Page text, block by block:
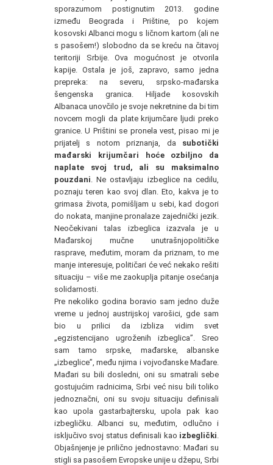
sporazumom postignutim 2013. godine
između Beograda i Prištine, po kojem
kosovski Albanci mogu s ličnom kartom (ali ne
s pasošem!) slobodno da se kreću na čitavoj
teritoriji Srbije. Ova mogućnost je otvorila
kapije. Ostala je još, zapravo, samo jedna
prepreka: na severu, srpsko-mađarska
šengenska granica. Hiljade kosovskih
Albanaca unovčilo je svoje nekretnine da bi tim
novcem mogli da plate krijumčare ljudi preko
granice. U Prištini se pronela vest, pisao mi je
prijatelj s notom priznanja, da subotički
mađarski krijumčari hoće ozbiljno da
naplate svoj trud, ali su maksimalno
pouzdani . Ne ostavljaju izbeglice na cedilu,
poznaju teren kao svoj dlan. Eto, kakva je to
grimasa života, pomišljam u sebi, kad dogori
do nokata, manjine pronalaze zajednički jezik.
Neočekivani talas izbeglica izazvala je u
Mađarskoj mučne unutrašnjopolitičke
rasprave, međutim, moram da priznam, to me
manje interesuje, političari će već nekako rešiti
situaciju – više me zaokuplja pitanje osećanja
solidarnosti.
Pre nekoliko godina boravio sam jedno duže
vreme u jednoj austrijskoj varošici, gde sam
bio u prilici da izbliza vidim svet
„egzistencijano ugroženih izbeglica”. Sreo
sam tamo srpske, mađarske, albanske
„izbeglice”, među njima i vojvođanske Mađare.
Mađari su bili dosledni, oni su smatrali sebe
gostujućim radnicima, Srbi već nisu bili toliko
jednoznačni, oni su svoju situaciju definisali
kao upola gastarbajtersku, upola pak kao
izbegličku. Albanci su, međutim, odlučno i
isključivo svoj status definisali kao izbeglički
Objašnjenje je prilično jednostavno: Mađari su
stigli sa pasošem Evropske unije u džepu, Srbi